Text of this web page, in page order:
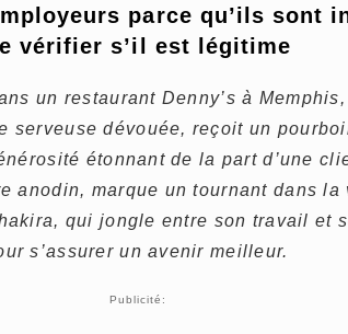
parce qu’ils sont
vérifier s’il est légitime
un restaurant Denny’s à
serveuse dévouée, reçoit un
étonnant de la part d’une
anodin, marque un tournant dans la
qui jongle entre son travail et
s’assurer un avenir meilleur.
Publicité: